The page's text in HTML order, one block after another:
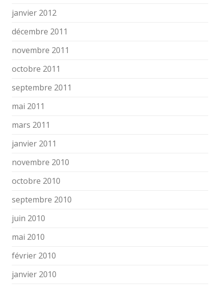
janvier 2012
décembre 2011
novembre 2011
octobre 2011
septembre 2011
mai 2011
mars 2011
janvier 2011
novembre 2010
octobre 2010
septembre 2010
juin 2010
mai 2010
février 2010
janvier 2010